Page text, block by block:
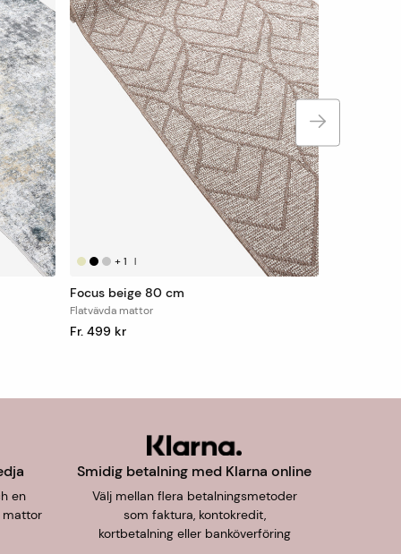
+1 |
Focus beige 80 cm
Flatvävda mattor
Fr. 499 kr
en
mattor
Smidig betalning med Klarna online
Välj mellan flera betalningsmetoder
som faktura, kontokredit,
kortbetalning eller banköverföring